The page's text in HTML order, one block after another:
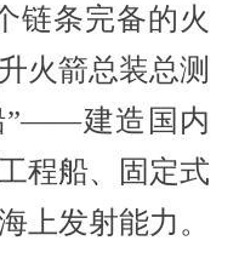
条完备的火
火箭总装总测
”——建造国内
程船、固定式
上发射能力。